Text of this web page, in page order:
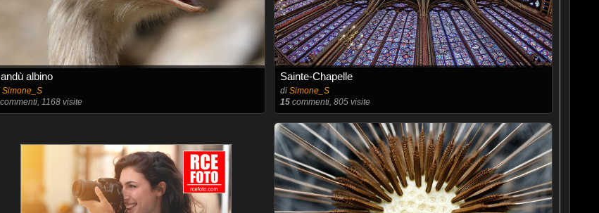
albino
Simone_S
1168 visite
Sainte-Chapelle
diSimone_S
15 commenti, 805 visite